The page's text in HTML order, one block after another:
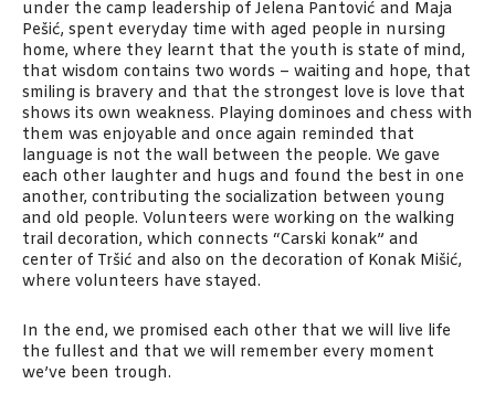
under the camp leadership of Jelena Pantović and Maja
Pešić, spent everyday time with aged people in nursing
home, where they learnt that the youth is state of mind,
that wisdom contains two words – waiting and hope, that
smiling is bravery and that the strongest love is love that
shows its own weakness. Playing dominoes and chess with
them was enjoyable and once again reminded that
language is not the wall between the people. We gave
each other laughter and hugs and found the best in one
another, contributing the socialization between young
and old people. Volunteers were working on the walking
trail decoration, which connects “Carski konak” and
center of Tršić and also on the decoration of Konak Mišić,
where volunteers have stayed.
In the end, we promised each other that we will live life
the fullest and that we will remember every moment
we’ve been trough.